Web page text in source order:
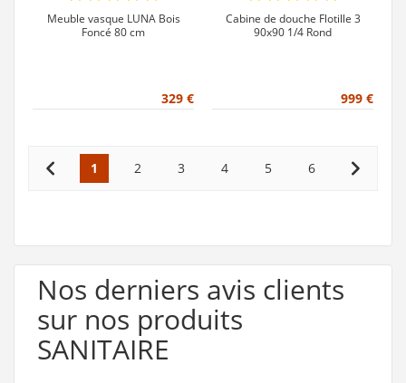
Meuble vasque LUNA Bois
Foncé 80 cm
329 €
Cabine de douche Flotille 3
90x90 1/4 Rond
999 €
Pagination
1
2 3 4 5 6
Nos derniers avis clients
sur nos produits
SANITAIRE